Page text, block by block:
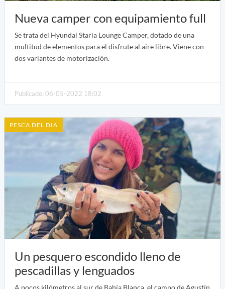
Nueva camper con equipamiento full
Se trata del Hyundai Staria Lounge Camper, dotado de una
multitud de elementos para el disfrute al aire libre. Viene con
dos variantes de motorización.
Publicado: 06-05-2022 18:02
PESCA DEL DIA
Un pesquero escondido lleno de
pescadillas y lenguados